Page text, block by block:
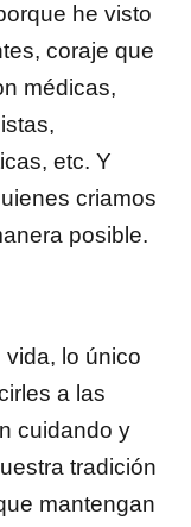
he visto
coraje que
médicas,
etc. Y
criamos
posible.
lo único
a las
cuidando y
tradición
mantengan